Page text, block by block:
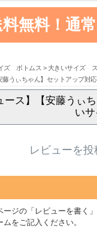
無料！ 通
ズ ボトムス 大きいサイズ
藤うぃちゃん】セットアップ対
ース】【安藤うぃ
い
レビューを
ージの「レビューを書く
ムをご記入ください。